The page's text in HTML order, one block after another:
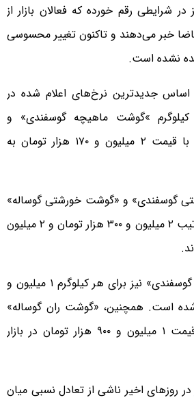
شرایطی رقم خورده که فعالان بازار از
خبر می‌دهند و تاکنون تغییر محسوسی
نشده است.
اساس جدیدترین نرخ‌های اعلام شده در
کیلوگرم »گوشت ماهیچه گوسفندی» و
«گوشت ران گوسفندی» با قیمت ۲ میلیون و ۱۷۰ هزار تومان به
گوسفندی» و «گوشت خورشتی گوساله»
به ازای هر کیلوگرم به ترتیب ۲ میلیون و ۳۰۰ هزار تومان و ۲ میلیون
قیمت «جگر، دل و قلوه گوسفندی» نیز برای هر کیلوگرم ۱ میلیون و
شده است. همچنین، «گوشت ران گوساله»
به ازای هر کیلوگرم با قیمت ۱ میلیون و ۹۰۰ هزار تومان در بازار
روزهای اخیر ناشی از تعادل نسبی میان